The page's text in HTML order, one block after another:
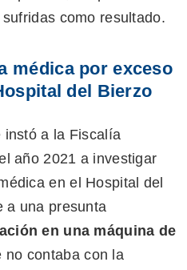
como resultado.
médica por exceso
del Bierzo
instó a la Fiscalía
año 2021 a investigar
en el Hospital del
a una presunta
en una máquina de
no contaba con la